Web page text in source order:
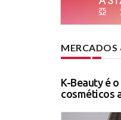
MERCADOS
K-Beauty é
cosméticos